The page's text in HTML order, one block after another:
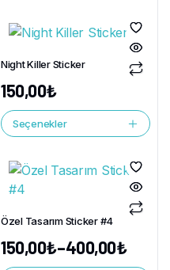
Night Killer Sticker
150,00₺
Seçenekler
Özel Tasarım Sticker #4
150,00₺–400,00₺